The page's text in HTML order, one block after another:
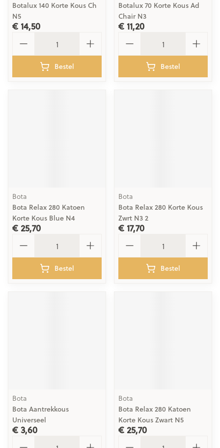
Botalux 140 Korte Kous Ch
N5
€ 14,50
Bestel
Botalux 70 Korte Kous Ad
Chair N3
€ 11,20
Bestel
Bota
Bota Relax 280 Katoen
Korte Kous Blue N4
€ 25,70
Bestel
Bota
Bota Relax 280 Korte Kous
Zwrt N3 2
€ 17,70
Bestel
Bota
Bota Aantrekkous
Universeel
€ 3,60
Bota
Bota Relax 280 Katoen
Korte Kous Zwart N5
€ 25,70